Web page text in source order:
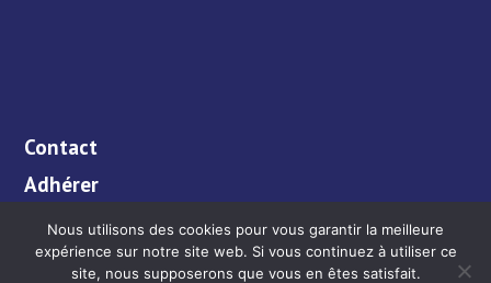
Contact
Adhérer
Enseignants
Bibliothèque
Nous utilisons des cookies pour vous garantir la meilleure
expérience sur notre site web. Si vous continuez à utiliser ce
site, nous supposerons que vous en êtes satisfait.